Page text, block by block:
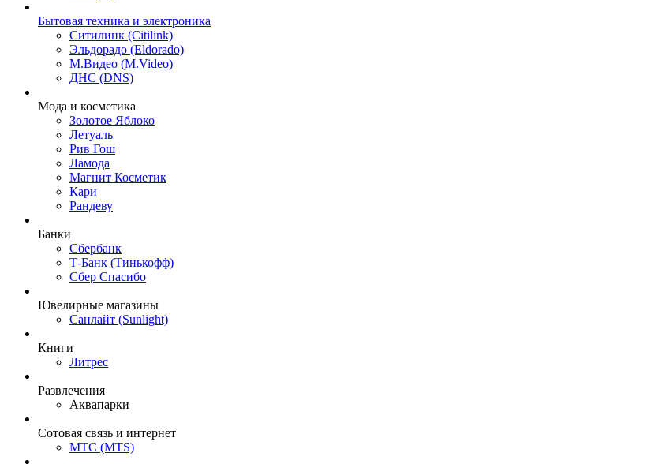
Бытовая техника и электроника
Ситилинк (Citilink)
Эльдорадо (Eldorado)
М.Видео (M.Video)
ДНС (DNS)
Мода и косметика
Золотое Яблоко
Летуаль
Рив Гош
Ламода
Магнит Косметик
Кари
Рандеву
Банки
Сбербанк
Т-Банк (Тинькофф)
Сбер Спасибо
Ювелирные магазины
Санлайт (Sunlight)
Книги
Литрес
Развлечения
Аквапарки
Сотовая связь и интернет
МТС (MTS)